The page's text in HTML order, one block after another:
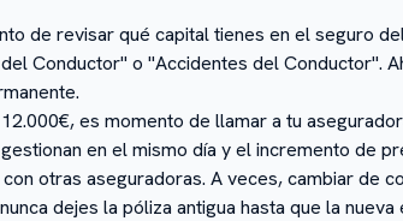
de revisar qué capital tienes en el seguro
Conductor" o "Accidentes del Conductor".
es momento de llamar a tu
en el mismo día y el incremento de
otras aseguradoras. A veces, cambiar de
dejes la póliza antigua hasta que la